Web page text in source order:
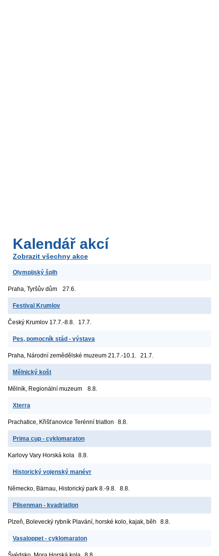
Kalendář akcí
Zobrazit všechny akce
Olympijský šplh
Praha, Tyršův dům 27.6.
Festival Krumlov
Český Krumlov 17.7.-8.8. 17.7.
Pes, pomocník stád - výstava
Praha, Národní zemědělské muzeum 21.7.-10.1. 21.7.
Mělnický košt
Mělník, Regionální muzeum 8.8.
Xterra
Prachatice, Křišťanovice Terénní triatlon 8.8.
Prima cup - cyklomaraton
Karlovy Vary Horská kola 8.8.
Historický vojenský manévr
Německo, Bärnau, Historický park 8.-9.8. 8.8.
Pilsenman - kvadriatlon
Plzeň, Bolevecký rybník Plavání, horské kolo, kajak, běh 8.8.
Vasaloppet - cyklomaraton